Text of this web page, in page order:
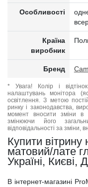
Особливості
Країна
виробник
Бренд
* Увага! Колір і
налаштувань монітора
освітлення. З метою
ринку і законодавства,
момент вносити зміни в
змінюючи його
відповідальності за зміни,
Купити вітрину
матовий/лате
Україні, Києві,
В інтернет-магазині